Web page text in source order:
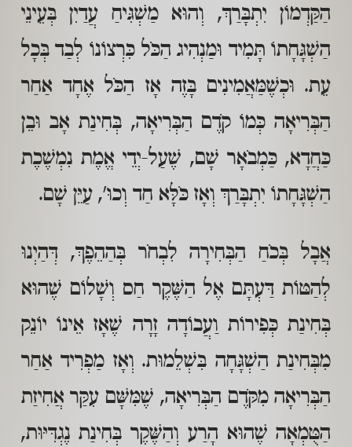
הַקַּדְמוֹן יִתְבָּרַךְ, וְהוּא מַשְׁגִּיחַ עֲדַיִן בְּעֵינֵי
הַשְׁגָּחָתוֹ תָּמִיד וּמַנְהִיג הַכֹּל כִּרְצוֹנוֹ לְבַד בְּכָל
עֵת. וּכְשֶׁמַּאֲמִינִים בָּזֶה אָז הַכֹּל אֶחָד אַחַר
הַבְּרִיאָה כְּמוֹ קֹדֶם הַבְּרִיאָה, בְּחִינַת אָב וּבֵן
כַּחֲדָא, כַּמְבֹאָר שָׁם, שֶׁעַל-יְדֵי אֱמֶת נִמְשֶׁכֶת
הַשְׁגָּחָתוֹ יִתְבָּרַךְ וְאָז כֹּלָּא חַד וְכוּ', עַיֵּן שָׁם.
אֲבָל בְּכֹחַ הַבְּחִירָה לִבְחֹר בְּהַהֵפֶךְ, דְּהַיְנוּ
לְהַטּוֹת דַּעְתָּם אֶל הַשֶּׁקֶר חַס וְשָׁלוֹם שֶׁהוּא
בְּחִינַת כְּפִירוֹת וַעֲבוֹדָה זָרָה שֶׁאָז אֵינוֹ יוֹנֵק
מִבְּחִינַת הַשְׁגָּחָה בִּשְׁלֵמוּת. וְאָז מַפְרִיד אַחַר
הַבְּרִיאָה מִקֹּדֶם הַבְּרִיאָה, שֶׁמִּשָּׁם עִקַּר אֲחִיזַת
הַטֻּמְאָה שֶׁהוּא הָרַע וְהַשֶּׁקֶר בְּחִינַת נֶגְדִּיּוּת,